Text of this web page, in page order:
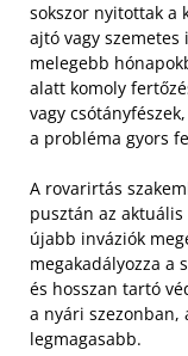
sokszor nyitottak a
ajtó vagy
melegebb
alatt komoly
vagy
a probléma gyors
A rovarirtás
pusztán az
újabb inváziók
megakadályozza a
és hosszan tartó
a nyári szezonban,
legmagasabb.